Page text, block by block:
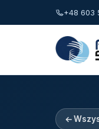
+48 603